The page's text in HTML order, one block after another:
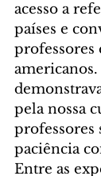
acesso a
países e
professores
americanos.
pela nossa
professores
paciência
Entre as